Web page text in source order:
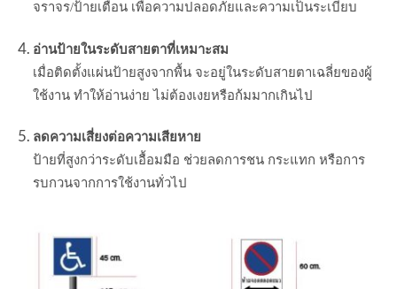
จราจร/ป้ายเตือน เพื่อความปลอดภัยและความเป็นระเบียบ
อ่านป้ายในระดับสายตาที่เหมาะสม
เมื่อติดตั้งแผ่นป้ายสูงจากพื้น จะอยู่ในระดับสายตาเฉลี่ยของผู้
ใช้งาน ทำให้อ่านง่าย ไม่ต้องเงยหรือก้มมากเกินไป
ลดความเสี่ยงต่อความเสียหาย
ป้ายที่สูงกว่าระดับเอื้อมมือ ช่วยลดการชน กระแทก หรือการ
รบกวนจากการใช้งานทั่วไป